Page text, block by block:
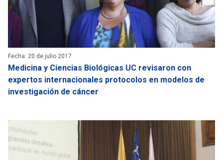
Fecha: 20 de julio 2017
Medicina y Ciencias Biológicas UC revisaron con
expertos internacionales protocolos en modelos de
investigación de cáncer